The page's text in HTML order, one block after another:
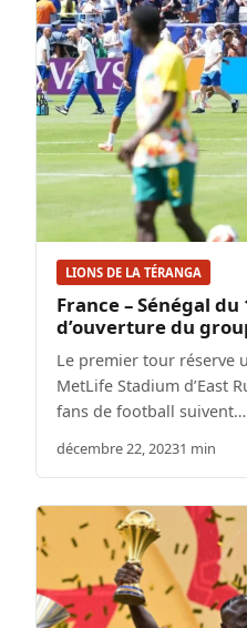
LIONS DE LA TÉRANGA
France – Sénégal
d’ouverture du
Le premier tour réserve
MetLife Stadium d’East
fans de football suivent…
décembre 22, 20231 min